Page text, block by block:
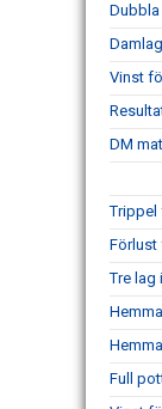
Dubbla
Vinst
DM
Trippel
Förlust
Tre lag
Full